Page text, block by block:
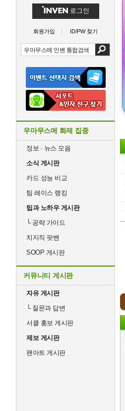
로그인
회원가입 ID/PW 찾기
우마무스메 화제 집중
정보 · 뉴스 모음
소식 게시판
카드 성능 비교
팀 레이스 랭킹
팁과 노하우 게시판
└공략 가이드
치지직 팟벤
SOOP 게시판
커뮤니티 게시판
자유 게시판
└질문과 답변
서클 홍보 게시판
제보 게시판
팬아트 게시판